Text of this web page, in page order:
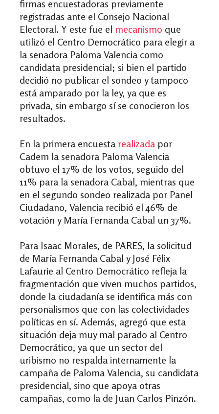
firmas encuestadoras previamente
registradas ante el Consejo Nacional
Electoral. Y este fue el mecanismo que
utilizó el Centro Democrático para elegir a
la senadora Paloma Valencia como
candidata presidencial; si bien el partido
decidió no publicar el sondeo y tampoco
está amparado por la ley, ya que es
privada, sin embargo sí se conocieron los
resultados.
En la primera encuesta realizadapor
Cadem la senadora Paloma Valencia
obtuvo el 17% de los votos, seguido del
11% para la senadora Cabal, mientras que
en el segundo sondeo realizada por Panel
Ciudadano, Valencia recibió el 46% de
votación y María Fernanda Cabal un 37%.
Para Isaac Morales, de PARES, la solicitud
de María Fernanda Cabal y José Félix
Lafaurie al Centro Democrático refleja la
fragmentación que viven muchos partidos,
donde la ciudadanía se identifica más con
personalismos que con las colectividades
políticas en sí. Además, agregó que esta
situación deja muy mal parado al Centro
Democrático, ya que un sector del
uribismo no respalda internamente la
campaña de Paloma Valencia, su candidata
presidencial, sino que apoya otras
campañas, como la de Juan Carlos Pinzón.